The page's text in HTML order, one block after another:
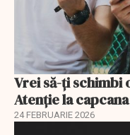
Vrei să-ți
Atenție la
24 FEBRUARIE 2026